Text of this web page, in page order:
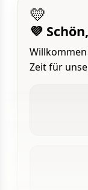
💛
💜
Zeit für